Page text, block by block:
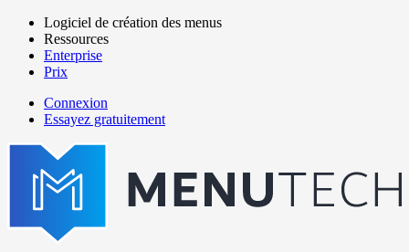
Aller
contenu
principal
Main
navigation
Logiciel de création des menus
Ressources
Enterprise
Prix
menutech
navigation
Connexion
Essayez gratuitement